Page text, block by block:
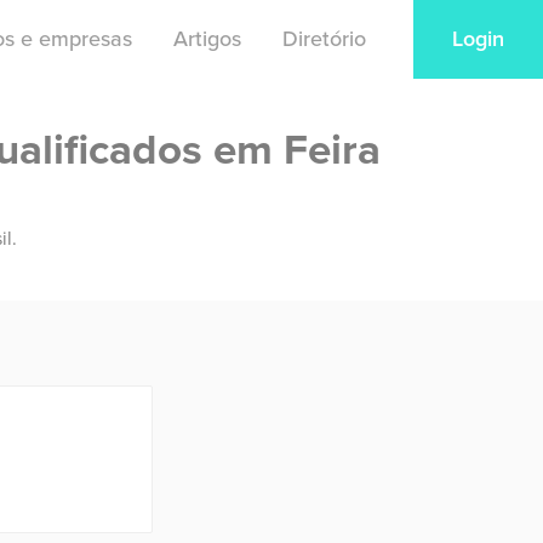
e empresas Artigos Diretório Login
em Feira